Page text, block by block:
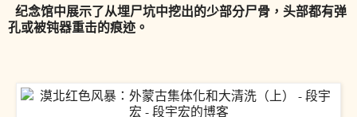
纪念馆中展示了从埋尸坑中挖出的少部分尸骨，头部都有弹
孔或被钝器重击的痕迹。